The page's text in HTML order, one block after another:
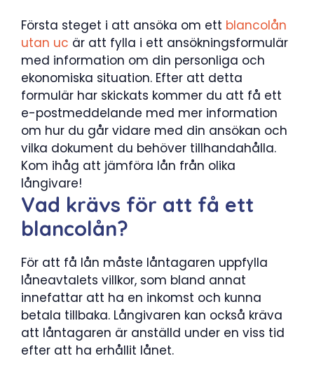
Första steget i att ansöka om ett blancolån
utan uc är att fylla i ett ansökningsformulär
med information om din personliga och
ekonomiska situation. Efter att detta
formulär har skickats kommer du att få ett
e-postmeddelande med mer information
om hur du går vidare med din ansökan och
vilka dokument du behöver tillhandahålla.
Kom ihåg att jämföra lån från olika
långivare!
Vad krävs för att få ett
blancolån?
För att få lån måste låntagaren uppfylla
låneavtalets villkor, som bland annat
innefattar att ha en inkomst och kunna
betala tillbaka. Långivaren kan också kräva
att låntagaren är anställd under en viss tid
efter att ha erhållit lånet.